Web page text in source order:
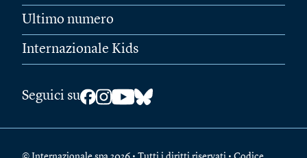
Ultimo numero
Internazionale Kids
Seguici su